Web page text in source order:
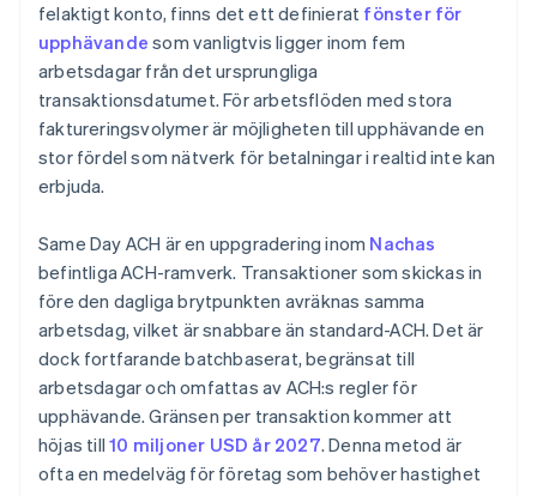
felaktigt konto, finns det ett definierat fönster för
upphävande som vanligtvis ligger inom fem
arbetsdagar från det ursprungliga
transaktionsdatumet. För arbetsflöden med stora
faktureringsvolymer är möjligheten till upphävande en
stor fördel som nätverk för betalningar i realtid inte kan
erbjuda.
Same Day ACH är en uppgradering inom Nachas
befintliga ACH-ramverk. Transaktioner som skickas in
före den dagliga brytpunkten avräknas samma
arbetsdag, vilket är snabbare än standard-ACH. Det är
dock fortfarande batchbaserat, begränsat till
arbetsdagar och omfattas av ACH:s regler för
upphävande. Gränsen per transaktion kommer att
höjas till10 miljoner USD år 2027. Denna metod är
ofta en medelväg för företag som behöver hastighet